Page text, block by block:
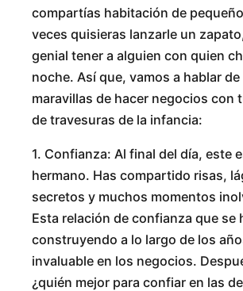
compartías habitación de
veces quisieras lanzarle un
genial tener a alguien con quien
noche. Así que, vamos a hablar de
maravillas de hacer negocios con
de travesuras de la infancia:
1. Confianza: Al final del día, este
hermano. Has compartido risas,
secretos y muchos momentos
Esta relación de confianza que se
construyendo a lo largo de los
invaluable en los negocios.
¿quién mejor para confiar en las